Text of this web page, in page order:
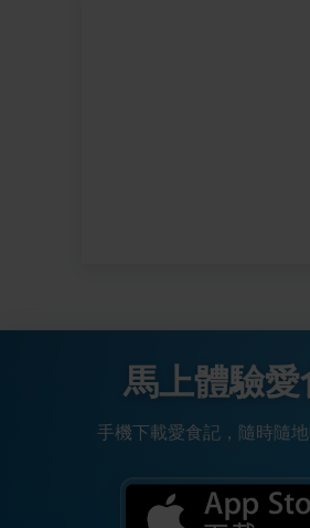
馬上體驗愛
手機下載愛食記，隨時隨地